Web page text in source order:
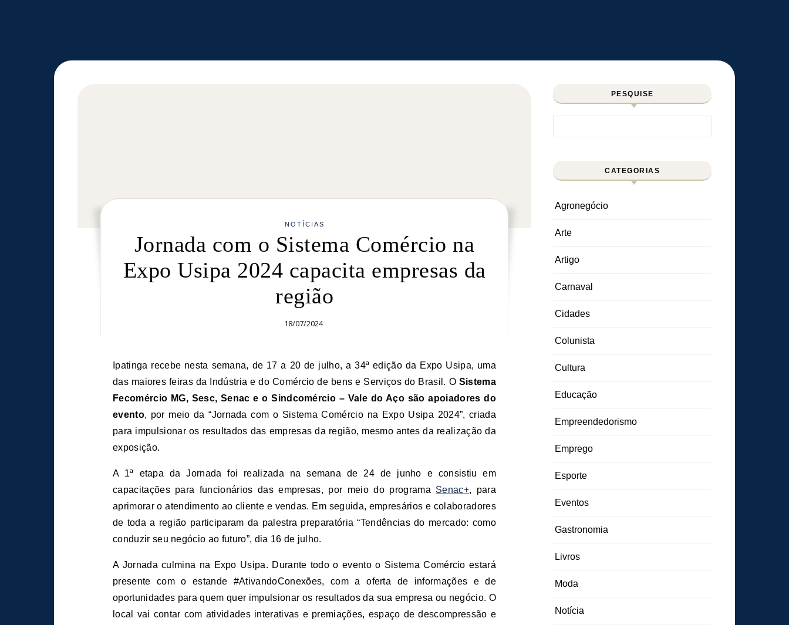
NOTÍCIAS
Jornada com o Sistema Comércio na
Expo Usipa 2024 capacita empresas da
região
18/07/2024
das maiores feiras da Indústria e do Comércio de bens e Serviços do Brasil. OSistema
Fecomércio MG, Sesc, Senac e o Sindcomércio – Vale do Aço são apoiadores do
evento, por meio da “Jornada com o Sistema Comércio na Expo Usipa 2024”, criada
para impulsionar os resultados das empresas da região, mesmo antes da realização da
exposição.
A 1ª etapa da Jornada foi realizada na semana de 24 de junho e consistiu em
capacitações para funcionários das empresas, por meio do programa Senac+, para
aprimorar o atendimento ao cliente e vendas. Em seguida, empresários e colaboradores
de toda a região participaram da palestra preparatória “Tendências do mercado: como
conduzir seu negócio ao futuro”, dia 16 de julho.
A Jornada culmina na Expo Usipa. Durante todo o evento o Sistema Comércio estará
presente com o estande #AtivandoConexões, com a oferta de informações e de
oportunidades para quem quer impulsionar os resultados da sua empresa ou negócio. O
local vai contar com atividades interativas e premiações, espaço de descompressão e
PESQUISE
CATEGORIAS
Agronegócio
Arte
Artigo
Carnaval
Cidades
Colunista
Cultura
Educação
Empreendedorismo
Emprego
Esporte
Eventos
Gastronomia
Livros
Moda
Notícia